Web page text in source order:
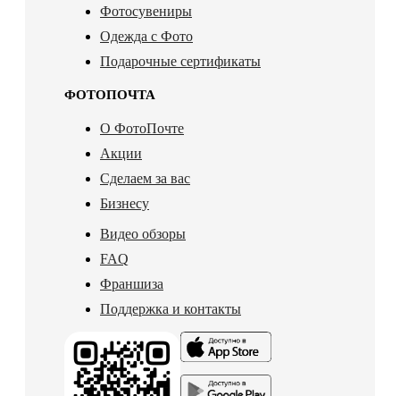
Фотосувениры
Одежда с Фото
Подарочные сертификаты
ФОТОПОЧТА
О ФотоПочте
Акции
Сделаем за вас
Бизнесу
Видео обзоры
FAQ
Франшиза
Поддержка и контакты